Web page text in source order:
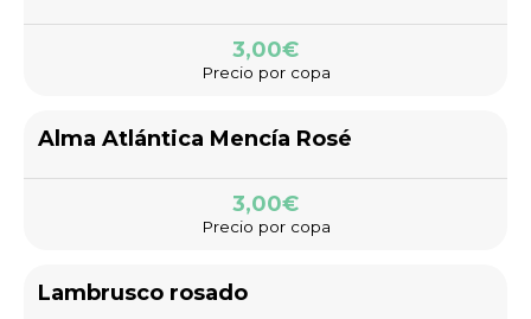
3,00€
Precio por copa
Alma Atlántica Mencía Rosé
3,00€
Precio por copa
Lambrusco rosado